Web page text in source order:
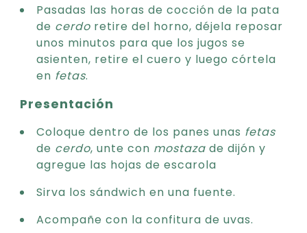
Pasadas las horas de cocción de la pata
de cerdo retire del horno, déjela reposar
unos minutos para que los jugos se
asienten, retire el cuero y luego córtela
en fetas.
Presentación
Coloque dentro de los panes unas fetas
de cerdo, unte con mostaza de dijón y
agregue las hojas de escarola
Sirva los sándwich en una fuente.
Acompañe con la confitura de uvas.